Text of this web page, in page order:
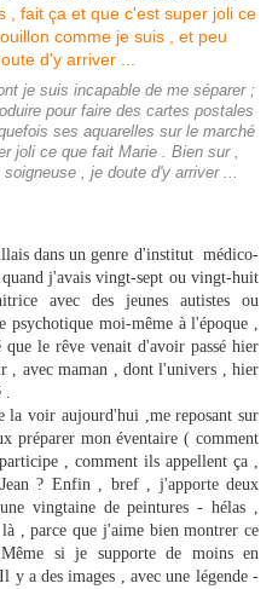
je suis incapable de me séparer ;
pour faire des cartes postales
ses aquarelles sur le marché
joli ce que fait Marie . Bien sur ,
, je doute d'y arriver ...
dans un genre d'institut médico-
j'avais vingt-sept ou vingt-huit
avec des jeunes autistes ou
psychotique moi-même à l'époque ,
le rêve venait d'avoir passé hier
, avec maman , dont l'univers , hier
.
voir aujourd'hui ,me reposant sur
préparer mon éventaire ( comment
, comment ils appellent ça ,
? Enfin , bref , j'apporte deux
vingtaine de peintures - hélas ,
, parce que j'aime bien montrer ce
si je supporte de moins en
y a des images , avec une légende -